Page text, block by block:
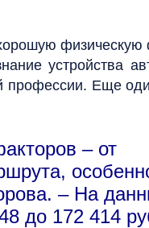
физическую
устройства
профессии. Еще
– от
– На
до 172 414